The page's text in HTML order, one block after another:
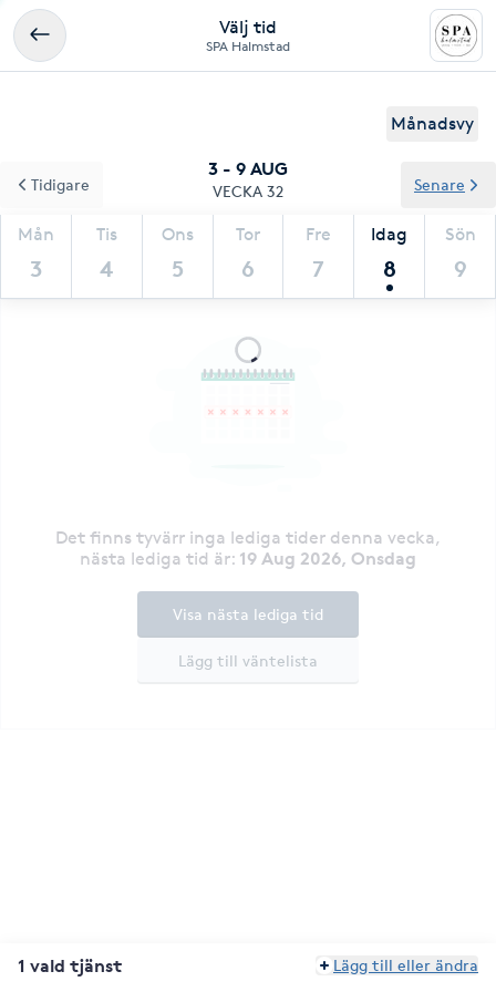
Välj tid
SPA Halmstad
Månadsvy
3 - 9 AUG
VECKA 32
Mån
3
Tis
4
Ons
5
Tor
6
Fre
7
Idag
8
Sön
9
Tidigare Senare
Det finns tyvärr inga lediga tider denna vecka,
nästa lediga tid är: 19 Aug 2026, Onsdag
Lägg till väntelista
Visa nästa lediga tid
1 vald tjänst Lägg till eller ändra